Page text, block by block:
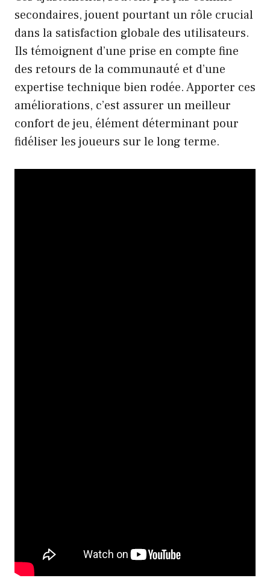
secondaires, jouent pourtant un rôle crucial
dans la satisfaction globale des utilisateurs.
Ils témoignent d’une prise en compte fine
des retours de la communauté et d’une
expertise technique bien rodée. Apporter ces
améliorations, c’est assurer un meilleur
confort de jeu, élément déterminant pour
fidéliser les joueurs sur le long terme.